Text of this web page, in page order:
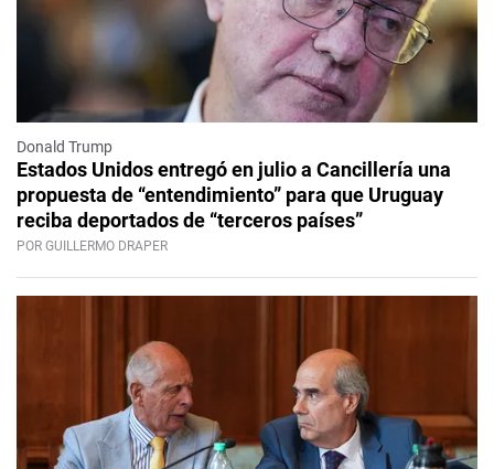
Donald Trump
Estados Unidos entregó en julio a Cancillería una
propuesta de “entendimiento” para que Uruguay
reciba deportados de “terceros países”
POR GUILLERMO DRAPER